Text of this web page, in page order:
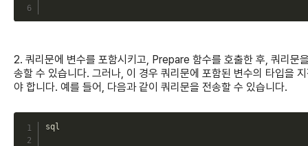
2. 쿼리문에 변수를 포함시키고, Prepare 함수를 호출한 후, 쿼리문
송할 수 있습니다. 그러나, 이 경우 쿼리문에 포함된 변수의 타입을
야 합니다. 예를 들어, 다음과 같이 쿼리문을 전송할 수 있습니다.
sql